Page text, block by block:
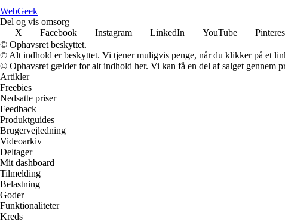
WebGeek
Del og vis omsorg
X
Facebook Instagram LinkedIn YouTube
© Ophavsret beskyttet.
© Alt indhold er beskyttet. Vi tjener muligvis penge, når du klikker på et
© Ophavsret gælder for alt indhold her. Vi kan få en del af salget gennem
Artikler
Freebies
Nedsatte priser
Feedback
Produktguides
Brugervejledning
Videoarkiv
Deltager
Mit dashboard
Tilmelding
Belastning
Goder
Funktionaliteter
Kreds